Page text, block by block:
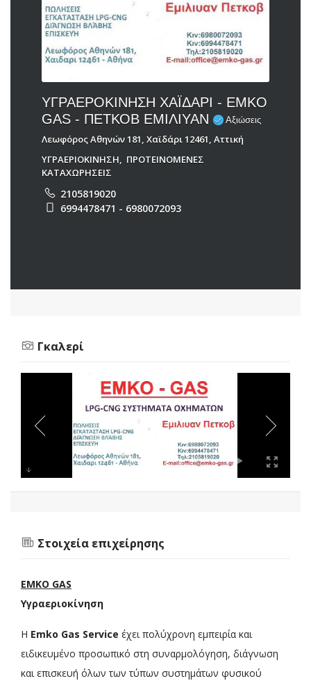
ΥΓΡΑΕΡΟΚΙΝΗΣΗ ΧΑΪΔΑΡΙ - EMKO
GAS - ΠΕΤΚΟΒ ΕΜΙΛΙΥΑΝ
Αξιώσεις
Λεωφόρος Αθηνών 181, Χαϊδάρι 12461, Αττική
ΥΓΡΑΕΡΙΟΚΙΝΗΣΗ, ΠΡΟΤΕΙΝΟΜΕΝΕΣ
ΚΑΤΑΧΩΡΗΣΕΙΣ
2105819020
6994478471 - 6980072093
Γκαλερί
Στοιχεία επιχείρησης
EMKO GAS
Υγραεριοκίνηση
Η Emko Gas Service έχει πολύχρονη εμπειρία και
ειδικευμένο προσωπικό στη συναρμολόγηση, διάγνωση
και επισκευή όλων των τύπων συστημάτων φυσικού